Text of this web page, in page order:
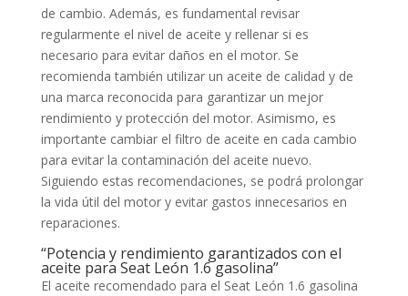
de cambio. Además, es fundamental revisar
regularmente el nivel de aceite y rellenar si es
necesario para evitar daños en el motor. Se
recomienda también utilizar un aceite de calidad y de
una marca reconocida para garantizar un mejor
rendimiento y protección del motor. Asimismo, es
importante cambiar el filtro de aceite en cada cambio
para evitar la contaminación del aceite nuevo.
Siguiendo estas recomendaciones, se podrá prolongar
la vida útil del motor y evitar gastos innecesarios en
reparaciones.
“Potencia y rendimiento garantizados con el
aceite para Seat León 1.6 gasolina”
El aceite recomendado para el Seat León 1.6 gasolina